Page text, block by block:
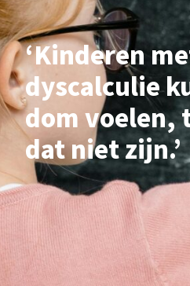
‘Kinderen
dyscalculie
dom voelen,
dat niet zijn.’